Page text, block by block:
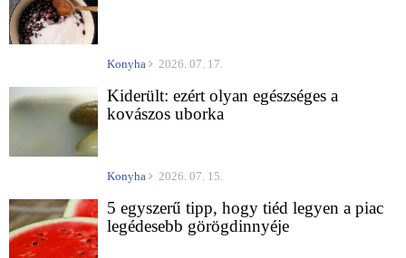
Konyha 2026. 07. 17.
Kiderült: ezért olyan egészséges a
kovászos uborka
Konyha 2026. 07. 15.
5 egyszerű tipp, hogy tiéd legyen a piac
legédesebb görögdinnyéje